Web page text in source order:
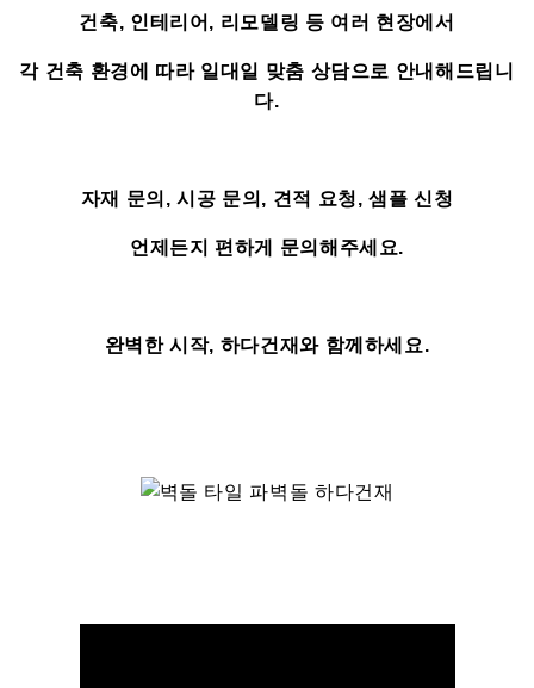
건축, 인테리어, 리모델링 등 여러 현장에서
각 건축 환경에 따라 일대일 맞춤 상담으로 안내해드립니
다.
자재 문의, 시공 문의, 견적 요청, 샘플 신청
언제든지 편하게 문의해주세요.
완벽한 시작, 하다건재와 함께하세요.